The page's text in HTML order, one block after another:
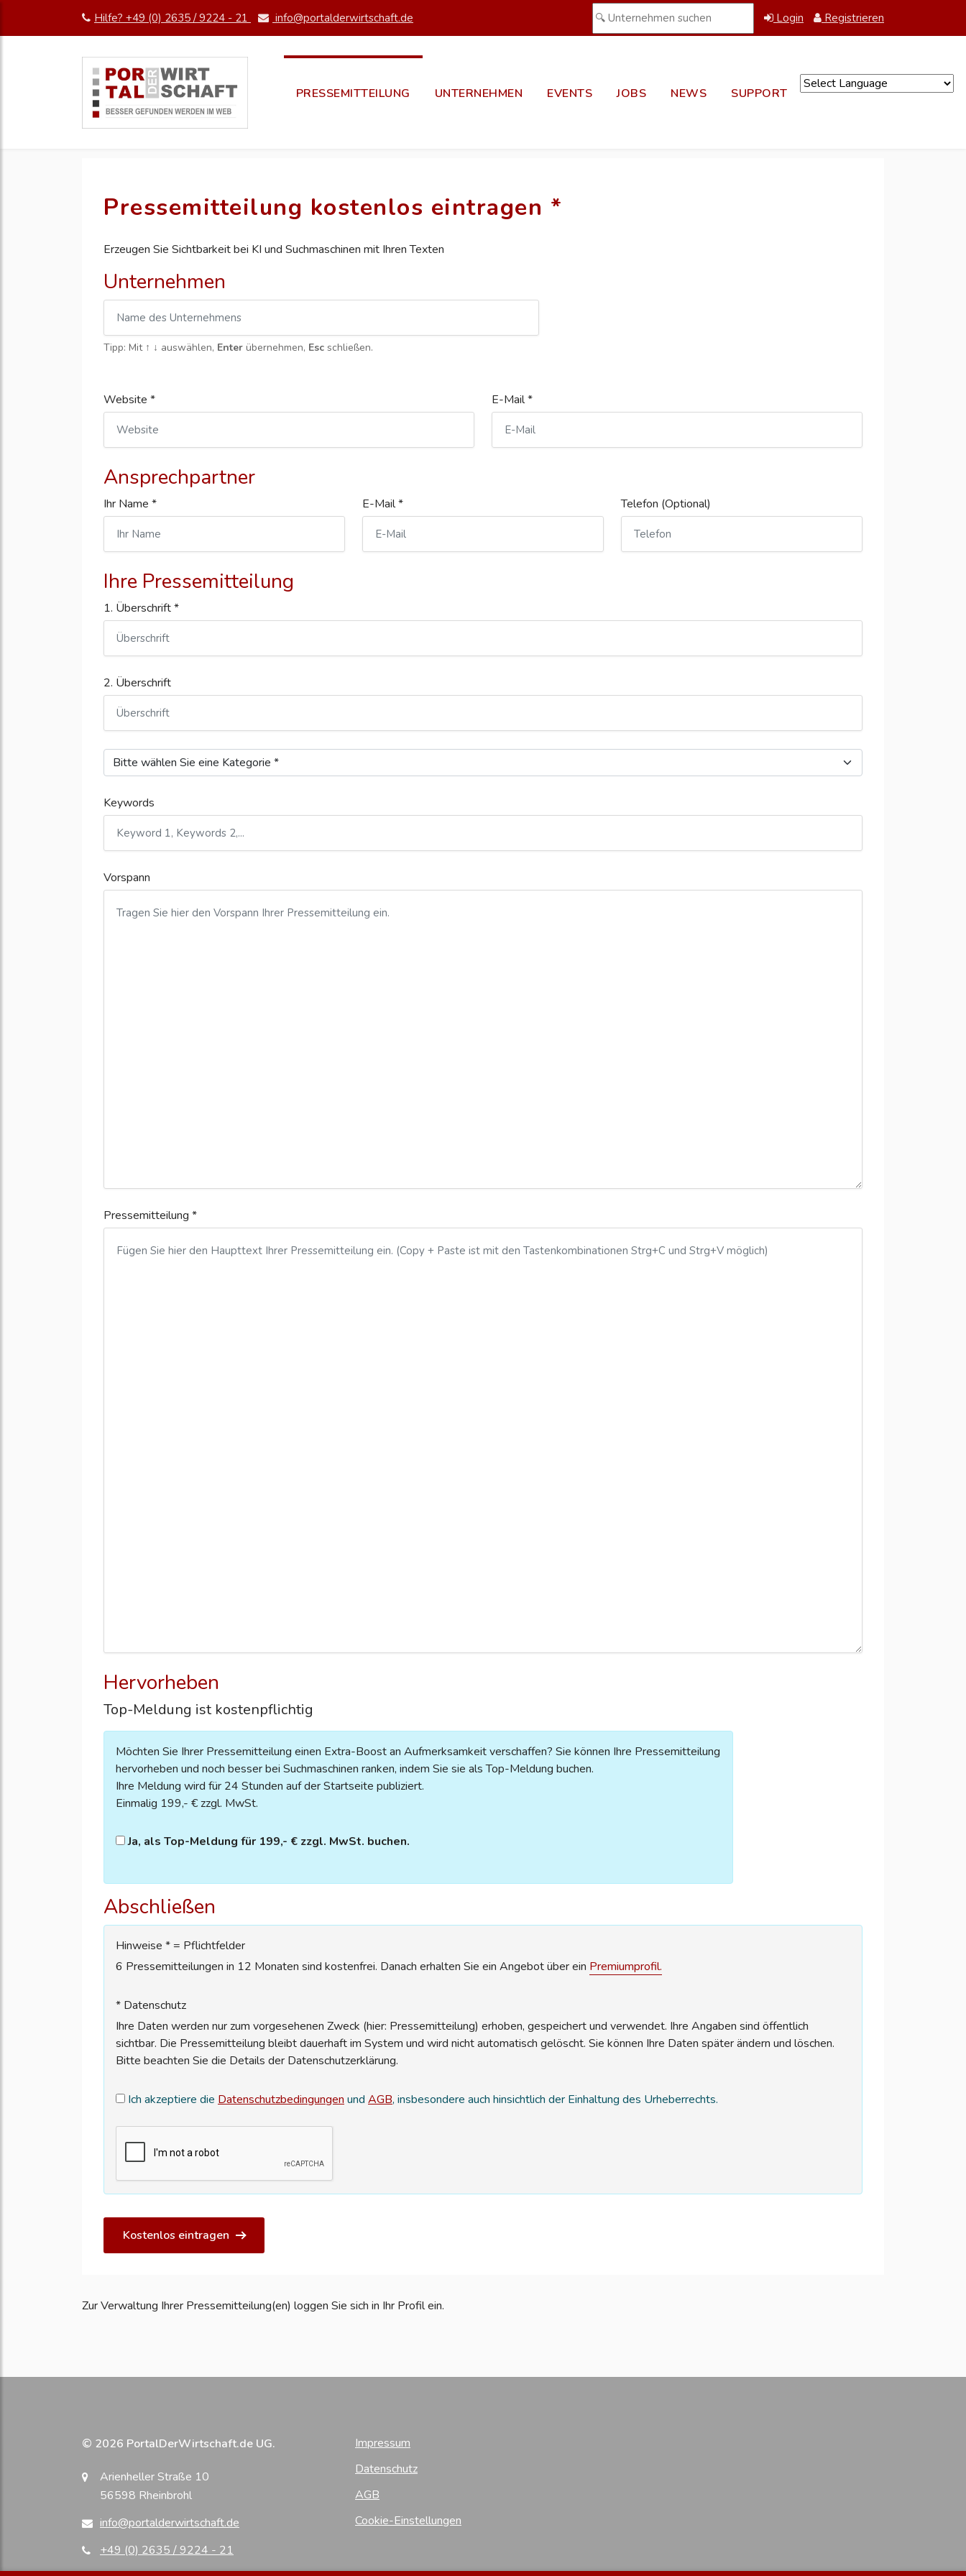
Hilfe? +49 (0) 2635 / 9224 - 21 info@portalderwirtschaft.de Login Registrieren
PRESSEMITTEILUNG UNTERNEHMEN EVENTS JOBS NEWS SUPPORT
Pressemitteilung kostenlos eintragen *
Erzeugen Sie Sichtbarkeit bei KI und Suchmaschinen mit Ihren Texten
Unternehmen
Tipp: Mit ↑ ↓ auswählen, Enter übernehmen, Esc schließen.
Website * E-Mail *
Ansprechpartner
Ihr Name * E-Mail * Telefon (Optional)
Ihre Pressemitteilung
1. Überschrift *
2. Überschrift
Keywords
Vorspann
Pressemitteilung *
Hervorheben
Top-Meldung ist kostenpflichtig
Möchten Sie Ihrer Pressemitteilung einen Extra-Boost an Aufmerksamkeit verschaffen? Sie können Ihre Pressemitteilung
hervorheben und noch besser bei Suchmaschinen ranken, indem Sie sie als Top-Meldung buchen.
Ihre Meldung wird für 24 Stunden auf der Startseite publiziert.
Einmalig 199,- € zzgl. MwSt.
Ja, als Top-Meldung für 199,- € zzgl. MwSt. buchen.
Abschließen
Hinweise * = Pflichtfelder
6 Pressemitteilungen in 12 Monaten sind kostenfrei. Danach erhalten Sie ein Angebot über ein Premiumprofil.
* Datenschutz
Ihre Daten werden nur zum vorgesehenen Zweck (hier: Pressemitteilung) erhoben, gespeichert und verwendet. Ihre Angaben sind öffentlich
sichtbar. Die Pressemitteilung bleibt dauerhaft im System und wird nicht automatisch gelöscht. Sie können Ihre Daten später ändern und löschen.
Bitte beachten Sie die Details der Datenschutzerklärung.
Ich akzeptiere die Datenschutzbedingungenund AGB, insbesondere auch hinsichtlich der Einhaltung des Urheberrechts.
Kostenlos eintragen
Zur Verwaltung Ihrer Pressemitteilung(en) loggen Sie sich in Ihr Profil ein.
© 2026 PortalDerWirtschaft.de UG.
Arienheller Straße 10
56598 Rheinbrohl
info@portalderwirtschaft.de
+49 (0) 2635 / 9224 - 21
Impressum
Datenschutz
AGB
Cookie-Einstellungen